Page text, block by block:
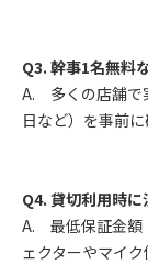
Q3. 幹事1名無料
A. 多くの店舗で
日など）を事前に
Q4. 貸切利用時に
A. 最低保証金額
ェクターやマイク